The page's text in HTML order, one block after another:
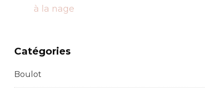
à la nage
Catégories
Boulot